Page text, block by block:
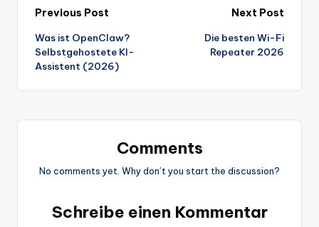
Post
navigation
Previous Post
Was ist OpenClaw?
Selbstgehostete KI-
Assistent (2026)
Next Post
Die besten Wi-Fi
Repeater 2026
Comments
No comments yet. Why don’t you start the discussion?
Schreibe einen Kommentar